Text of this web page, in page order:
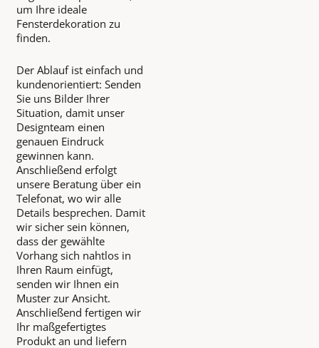
um Ihre ideale
Fensterdekoration zu
finden.
Der Ablauf ist einfach und
kundenorientiert: Senden
Sie uns Bilder Ihrer
Situation, damit unser
Designteam einen
genauen Eindruck
gewinnen kann.
Anschließend erfolgt
unsere Beratung über ein
Telefonat, wo wir alle
Details besprechen. Damit
wir sicher sein können,
dass der gewählte
Vorhang sich nahtlos in
Ihren Raum einfügt,
senden wir Ihnen ein
Muster zur Ansicht.
Anschließend fertigen wir
Ihr maßgefertigtes
Produkt an und liefern